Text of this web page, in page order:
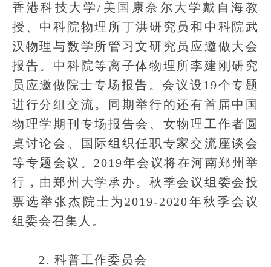
香港科技大学/美国康奈尔大学戴自海教
授、中科院物理所丁洪研究员和中科院武
汉物理与数学所管习文研究员应邀做大会
报告。中科院等离子体物理所李建刚研究
员应邀做院士专场报告。会议设19个专题
进行分组交流。同期举行的还有首届中国
物理学期刊专场报告会、女物理工作者圆
桌讨论会、国际组织任职专家交流座谈会
等专题会议。2019年会议将在河南郑州举
行，由郑州大学承办。秋季会议组委会投
票选举张杰院士为2019-2020年秋季会议
组委会召集人。
2. 科普工作委员会